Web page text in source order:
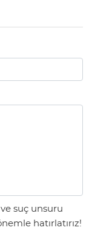
suç unsuru
hatırlatırız!